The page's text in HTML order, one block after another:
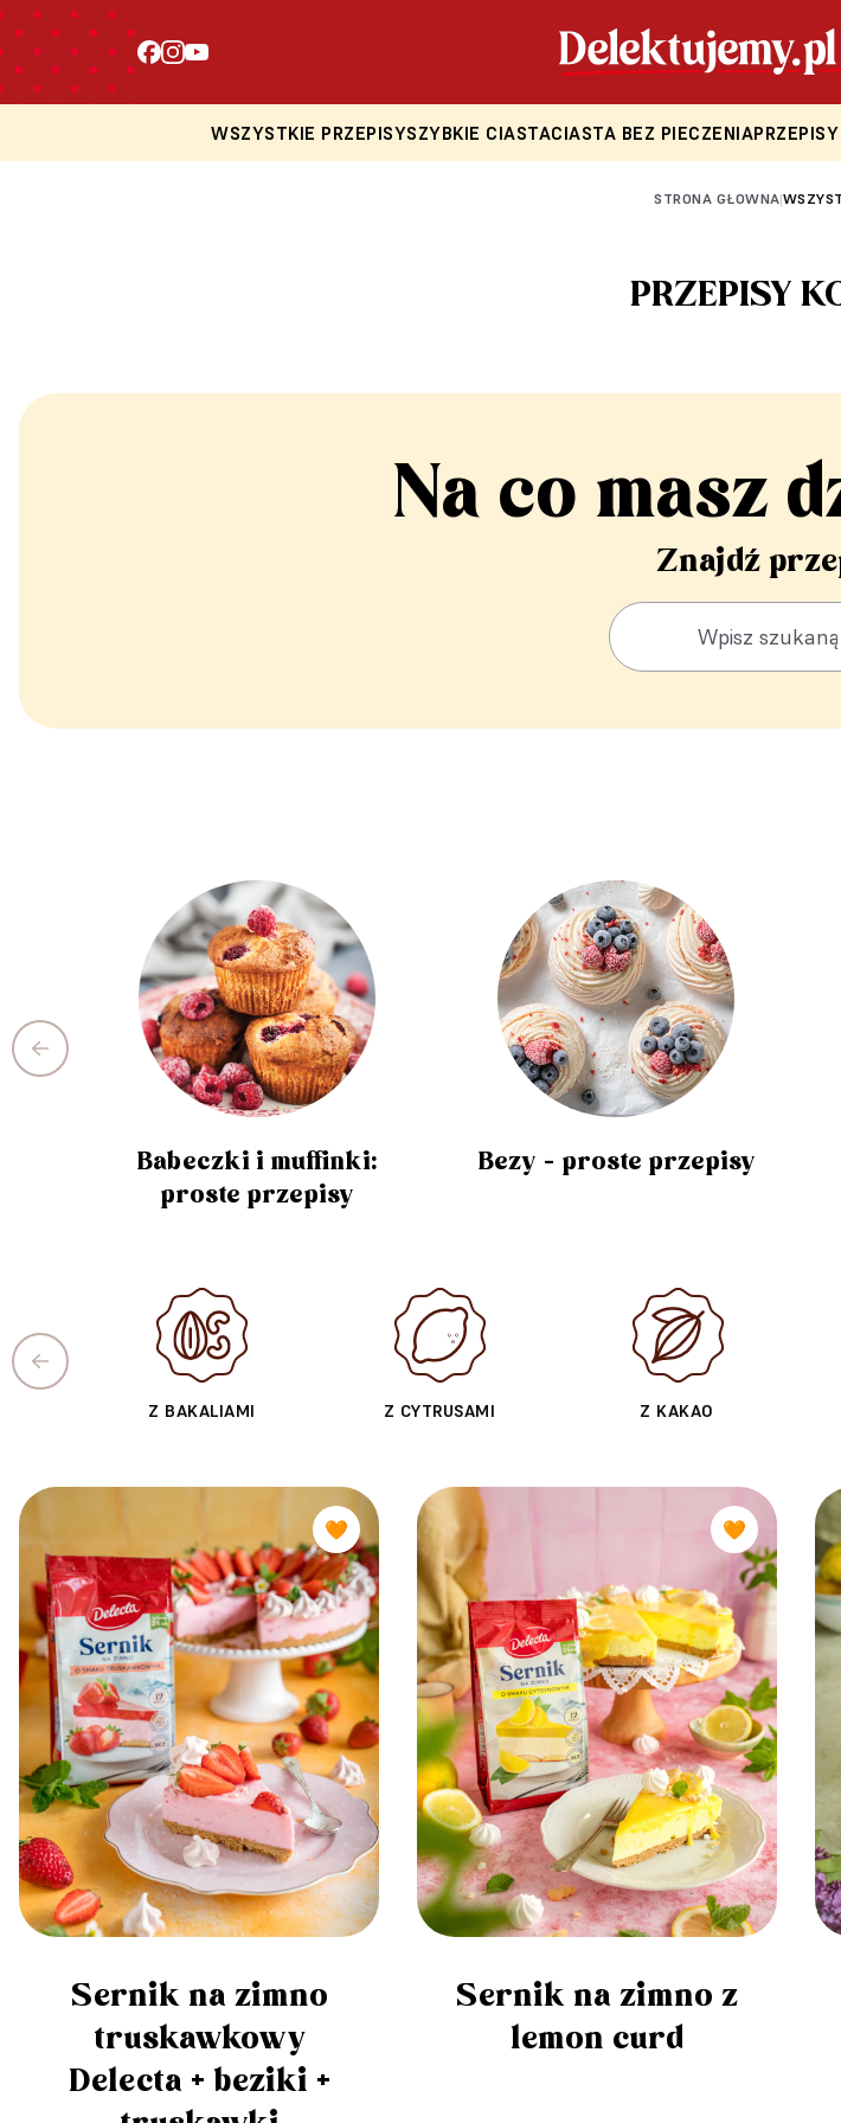
WSZYSTKIE PRZEPISYSZYBKIE CIASTACIASTA BEZ PIECZENIA
STRONA GŁOWNA|
PRZEPISY
Na co masz
Znajdź
Babeczki i muffinki:
proste przepisy
Bezy - proste przepisy
Z BAKALIAMI Z CYTRUSAMI Z KAKAO
🧡
Sernik na zimno
truskawkowy
Delecta + beziki +
🧡
Sernik na zimno z
lemon curd